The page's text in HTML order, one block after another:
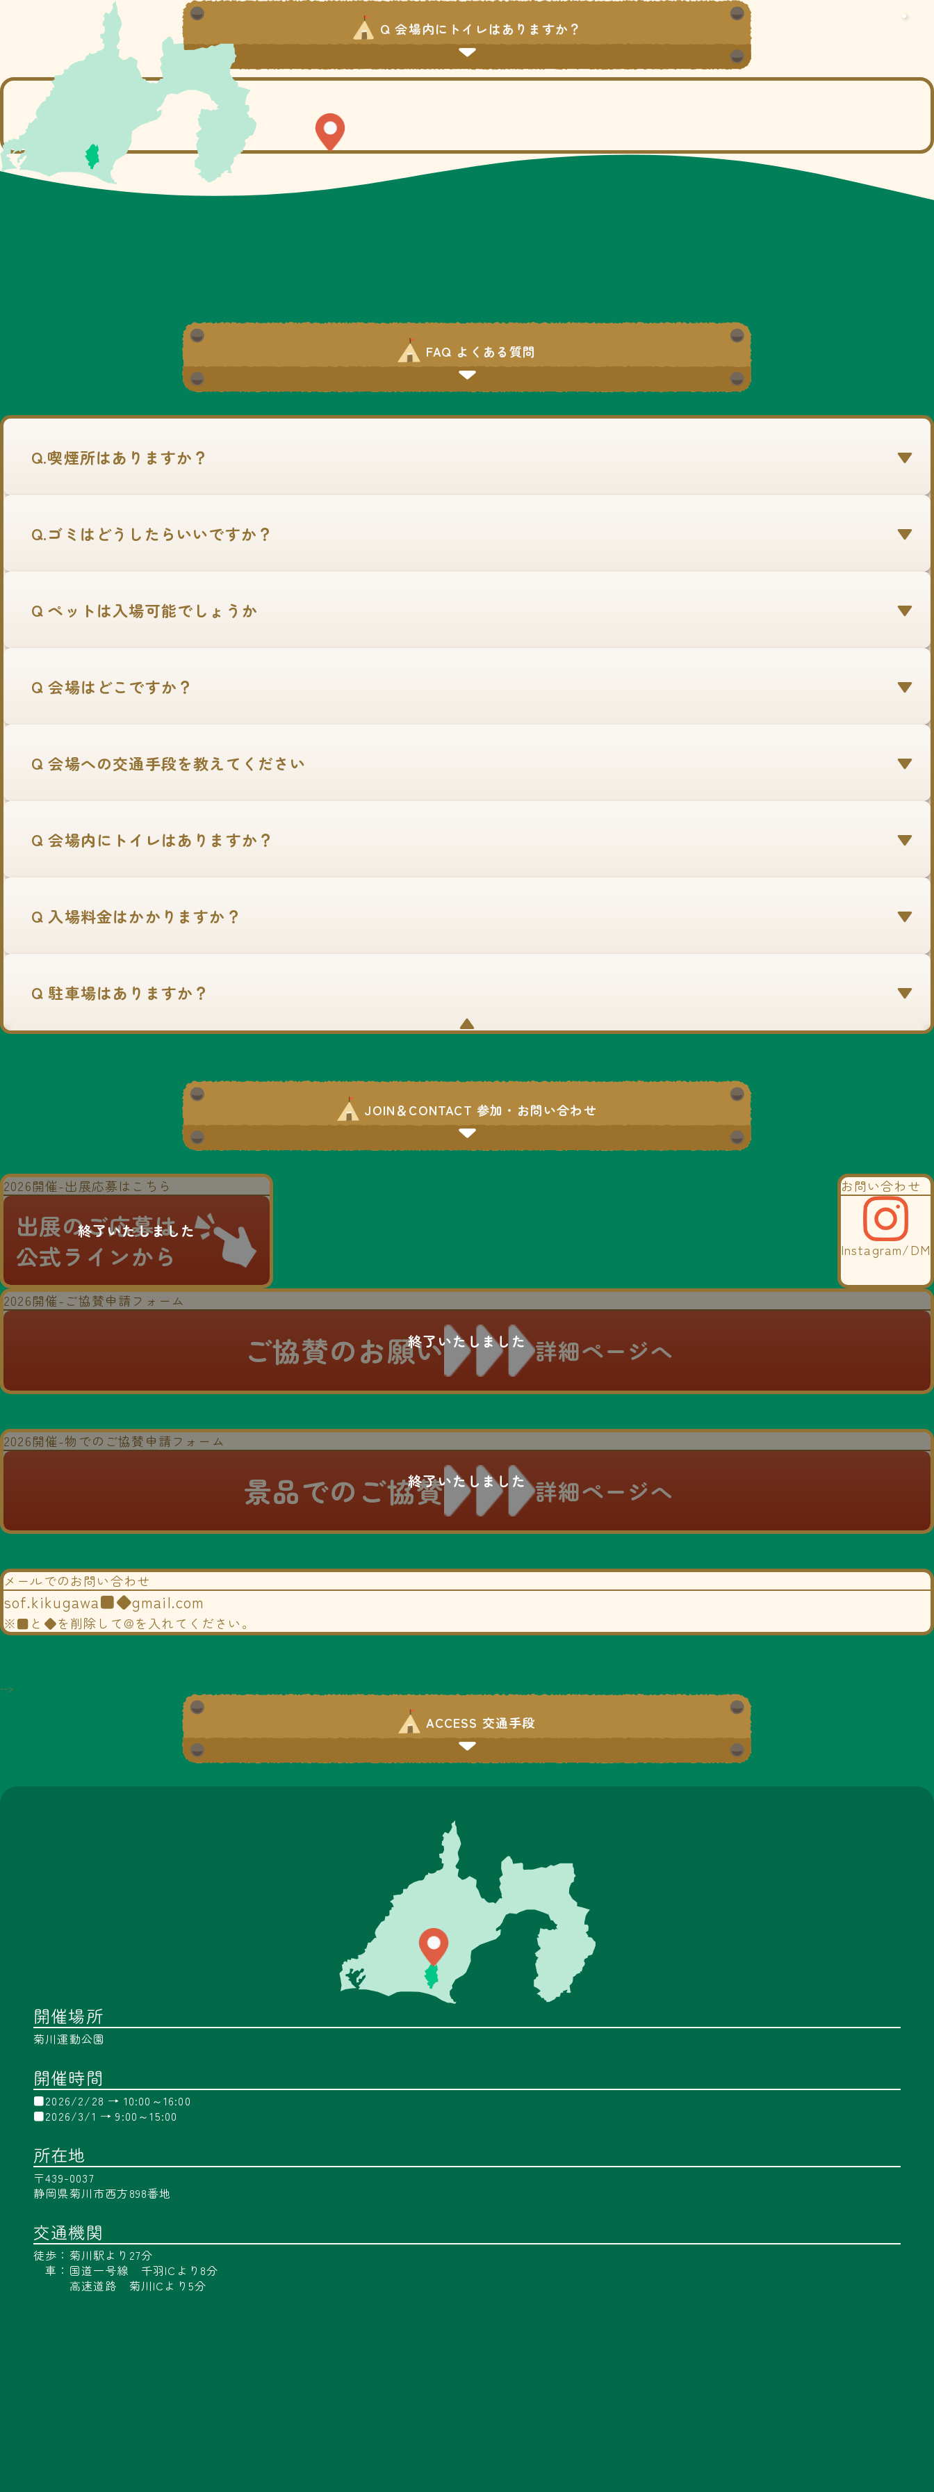
Q 会場内にトイレはありますか？
FAQ よくある質問
Q.喫煙所はありますか？
Q.ゴミはどうしたらいいですか？
Q ペットは入場可能でしょうか
Q 会場はどこですか？
Q 会場への交通手段を教えてください
Q 会場内にトイレはありますか？
Q 入場料金はかかりますか？
Q 駐車場はありますか？
▼
JOIN＆CONTACT 参加・お問い合わせ
2026開催-出展応募はこちら
出展のご応募は
公式ラインから
お問い合わせ
Instagram/DM
2026開催-ご協賛申請フォーム
ご協賛のお願い 詳細ページへ
2026開催-物でのご協賛申請フォーム
景品でのご協賛 詳細ページへ
メールでのお問い合わせ
sof.kikugawa■◆gmail.com
※■と◆を削除して@を入れてください。
-->
ACCESS 交通手段
開催場所
菊川運動公園
開催時間
■2026/2/28 → 10:00～16:00
■2026/3/1 → 9:00～15:00
所在地
〒439-0037
静岡県菊川市西方898番地
交通機関
徒歩：菊川駅より27分
車：国道一号線 千羽ICより8分
高速道路 菊川ICより5分